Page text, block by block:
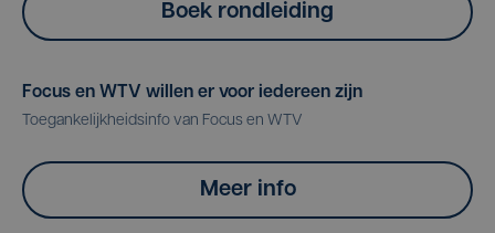
Boek rondleiding
Focus en WTV willen er voor iedereen zijn
Toegankelijkheidsinfo van Focus en WTV
Meer info